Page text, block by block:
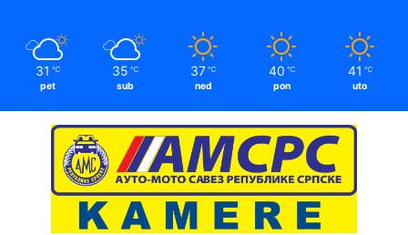
31 ℃
pet
35 ℃
sub
37 ℃
ned
40 ℃
pon
41 ℃
uto